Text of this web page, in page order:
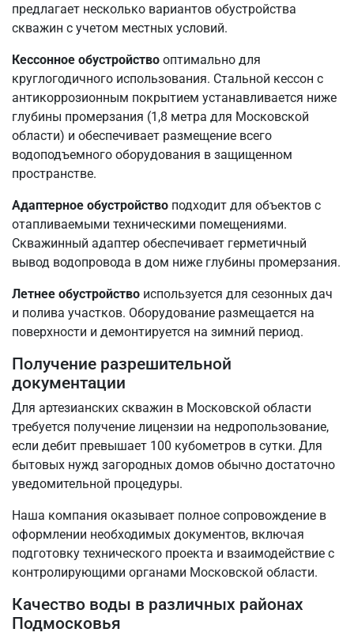
предлагает несколько вариантов обустройства
скважин с учетом местных условий.
Кессонное обустройство оптимально для
круглогодичного использования. Стальной кессон с
антикоррозионным покрытием устанавливается ниже
глубины промерзания (1,8 метра для Московской
области) и обеспечивает размещение всего
водоподъемного оборудования в защищенном
пространстве.
Адаптерное обустройство подходит для объектов с
отапливаемыми техническими помещениями.
Скважинный адаптер обеспечивает герметичный
вывод водопровода в дом ниже глубины промерзания.
Летнее обустройство используется для сезонных дач
и полива участков. Оборудование размещается на
поверхности и демонтируется на зимний период.
Получение разрешительной
документации
Для артезианских скважин в Московской области
требуется получение лицензии на недропользование,
если дебит превышает 100 кубометров в сутки. Для
бытовых нужд загородных домов обычно достаточно
уведомительной процедуры.
Наша компания оказывает полное сопровождение в
оформлении необходимых документов, включая
подготовку технического проекта и взаимодействие с
контролирующими органами Московской области.
Качество воды в различных районах
Подмосковья